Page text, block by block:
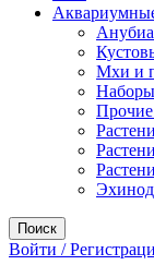
Мхи и
Прочие
Поиск
Войти /